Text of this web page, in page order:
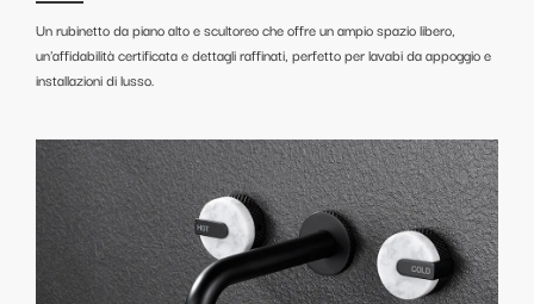
Un rubinetto da piano alto e scultoreo che offre un ampio spazio libero,
un'affidabilità certificata e dettagli raffinati, perfetto per lavabi da appoggio e
installazioni di lusso.